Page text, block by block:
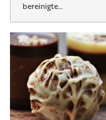
bereinigte…